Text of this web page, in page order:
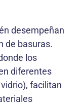
desempeñan
de basuras.
los
diferentes
facilitan